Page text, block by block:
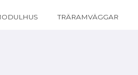
TRÄRAMVÄGGAR